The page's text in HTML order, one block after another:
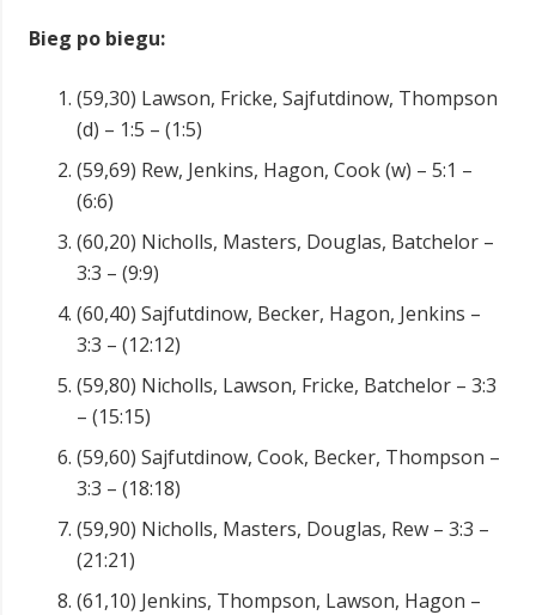
Bieg po biegu:
(59,30) Lawson, Fricke, Sajfutdinow, Thompson
(d) – 1:5 – (1:5)
(59,69) Rew, Jenkins, Hagon, Cook (w) – 5:1 –
(6:6)
(60,20) Nicholls, Masters, Douglas, Batchelor –
3:3 – (9:9)
(60,40) Sajfutdinow, Becker, Hagon, Jenkins –
3:3 – (12:12)
(59,80) Nicholls, Lawson, Fricke, Batchelor – 3:3
– (15:15)
(59,60) Sajfutdinow, Cook, Becker, Thompson –
3:3 – (18:18)
(59,90) Nicholls, Masters, Douglas, Rew – 3:3 –
(21:21)
(61,10) Jenkins, Thompson, Lawson, Hagon –